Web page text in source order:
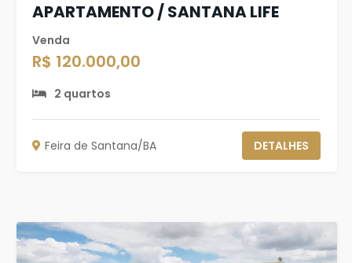
APARTAMENTO / SANTANA LIFE
Venda
R$ 120.000,00
2 quartos
Feira de Santana/BA DETALHES